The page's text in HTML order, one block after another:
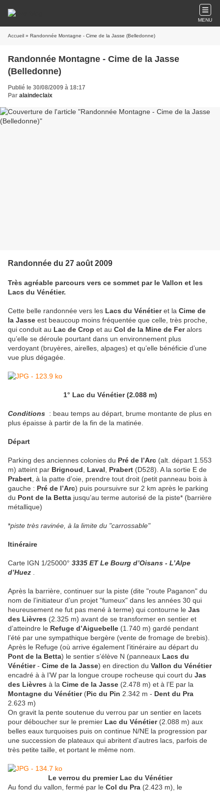
MENU
Accueil » Randonnée Montagne - Cime de la Jasse (Belledonne)
Randonnée Montagne - Cime de la Jasse
(Belledonne)
Publié le 30/08/2009 à 18:17
Par alaindeclaix
Randonnée du 27 août 2009
Très agréable parcours vers ce sommet par le Vallon et les
Lacs du Vénétier.
Cette belle randonnée vers les Lacs du Vénétieret la Cime de
la Jasse est beaucoup moins fréquentée que celle, très proche,
qui conduit au Lac de Crop et au Col de la Mine de Feralors
qu’elle se déroule pourtant dans un environnement plus
verdoyant (bruyères, airelles, alpages) et qu’elle bénéficie d’une
vue plus dégagée.
1° Lac du Vénétier (2.088 m)
Conditions : beau temps au départ, brume montante de plus en
plus épaisse à partir de la fin de la matinée.
Départ
Parking des anciennes colonies du Pré de l’Arc (alt. départ 1.553
m) atteint par Brignoud Laval Prabert (D528). A la sortie E de
Prabert , à la patte d’oie, prendre tout droit (petit panneau bois à
gauche : Pré de l’Arc) puis poursuivre sur 2 km après le parking
du Pont de la Betta jusqu’au terme autorisé de la piste* (barrière
métallique)
*piste très ravinée, à la limite du "carrossable"
Itinéraire
Carte IGN 1/25000° 3335 ET Le Bourg d’Oisans - L’Alpe
d’Huez
Après la barrière, continuer sur la piste (dite "route Paganon" du
nom de l’initiateur d’un projet "fumeux" dans les années 30 qui
heureusement ne fut pas mené à terme) qui contourne le Jas
des Lièvres (2.325 m) avant de se transformer en sentier et
d’atteindre le Refuge d’Aiguebelle (1.740 m) gardé pendant
l’été par une sympathique bergère (vente de fromage de brebis).
Après le Refuge (où arrive également l’itinéraire au départ du
Pont de la Betta) le sentier s’élève N (panneaux Lacs du
Vénétier- Cime de la Jasse) en direction du Vallon du Vénétier
encadré à à l’W par la longue croupe rocheuse qui court du Jas
des Lièvres à la Cime de la Jasse (2.478 m) et à l’E par la
Montagne du Vénétier(Pic du Pin 2.342 m - Dent du Pra
2.623 m)
On gravit la pente soutenue du verrou par un sentier en lacets
pour déboucher sur le premier Lac du Vénétier(2.088 m) aux
belles eaux turquoises puis on continue N/NE la progression par
une succession de plateaux qui abritent d’autres lacs, parfois de
très petite taille, et portant le même nom.
Le verrou du premier Lac du Vénétier
Au fond du vallon, fermé par le Col du Pra (2.423 m), le